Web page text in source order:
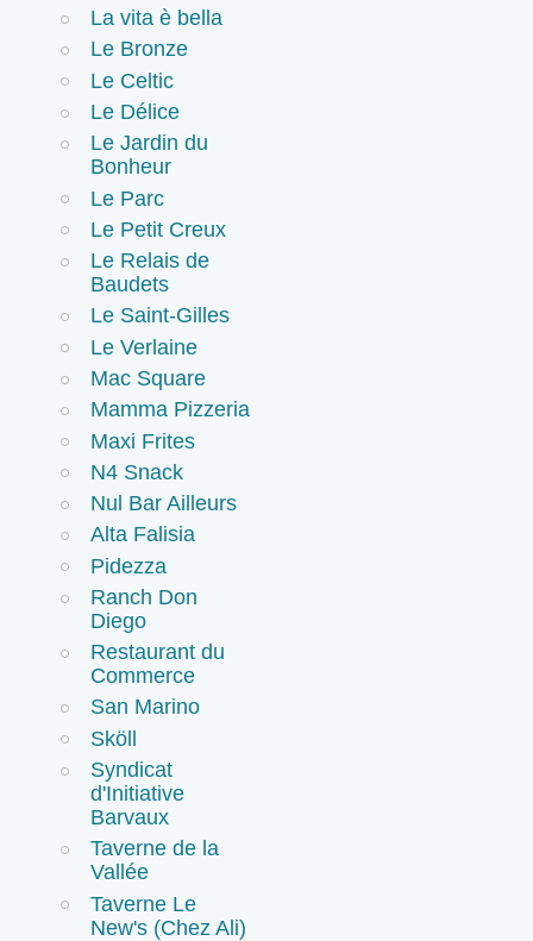
La vita è bella
Le Bronze
Le Celtic
Le Délice
Le Jardin du
Bonheur
Le Parc
Le Petit Creux
Le Relais de
Baudets
Le Saint-Gilles
Le Verlaine
Mac Square
Mamma Pizzeria
Maxi Frites
N4 Snack
Nul Bar Ailleurs
Alta Falisia
Pidezza
Ranch Don
Diego
Restaurant du
Commerce
San Marino
Sköll
Syndicat
d'Initiative
Barvaux
Taverne de la
Vallée
Taverne Le
New's (Chez Ali)